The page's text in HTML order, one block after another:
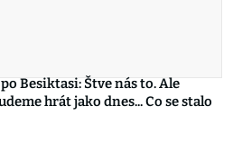
Besiktasi: Štve nás to. Ale
hrát jako dnes... Co se stalo